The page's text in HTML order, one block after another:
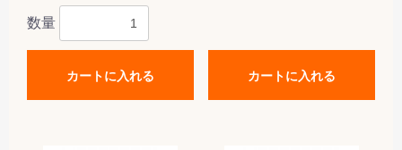
数量
カートに入れる カートに入れる